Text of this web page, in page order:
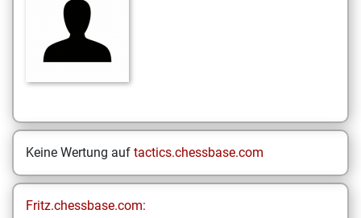
Keine Wertung auf tactics.chessbase.com
Fritz.chessbase.com: